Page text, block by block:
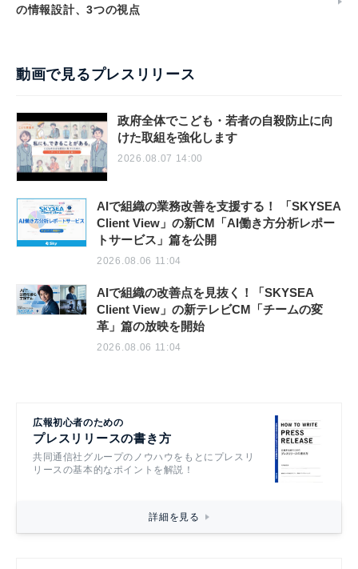
の情報設計、3つの視点
動画で見るプレスリリース
政府全体でこども・若者の自殺防止に向
けた取組を強化します
2026.08.07 14:00
AIで組織の業務改善を支援する！ 「SKYSEA
Client View」の新CM「AI働き方分析レポー
トサービス」篇を公開
2026.08.06 11:04
AIで組織の改善点を見抜く！「SKYSEA
Client View」の新テレビCM「チームの変
革」篇の放映を開始
2026.08.06 11:04
広報初心者のための
プレスリリースの書き方
共同通信社グループのノウハウをもとにプレスリ
リースの基本的なポイントを解説！
詳細を見る